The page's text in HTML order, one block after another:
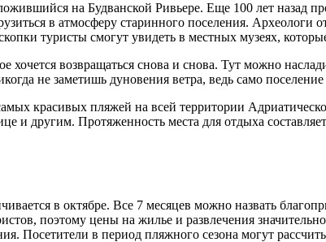
на Будванской Ривьере. Еще 100 лет назад
в атмосферу старинного поселения.
туристы смогут увидеть в местных музеях,
хочется возвращаться снова и снова. Тут можно
не заметишь дуновения ветра, ведь само
красивых пляжей на всей территории
и другим. Протяженность места для отдыха
в октябре. Все 7 месяцев можно назвать
поэтому цены на жилье и развлечения
Посетители в период пляжного сезона могут